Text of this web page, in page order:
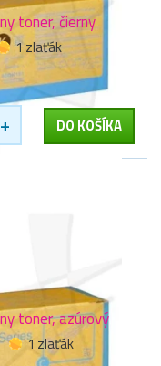
toner, čierny
1 zlaťák
+ DO KOŠÍKA
toner, azúrový
1 zlaťák